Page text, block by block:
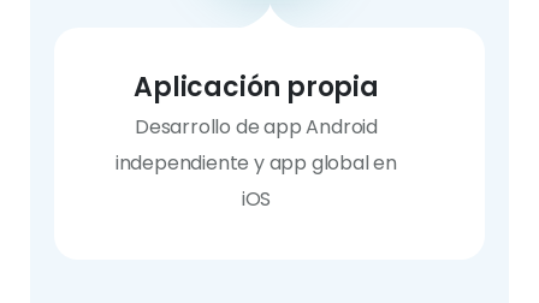
Aplicación propia
Desarrollo de app Android
independiente y app global en
iOS